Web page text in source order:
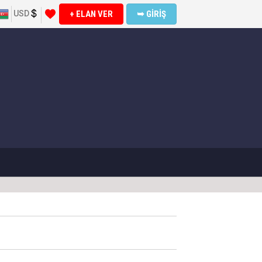
USD + ELAN VER ➥ GİRİŞ